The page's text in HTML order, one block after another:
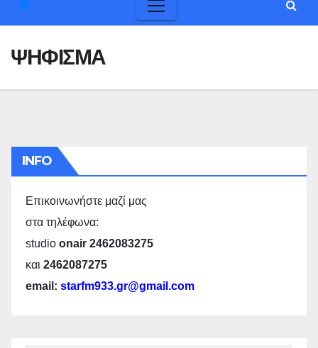
ΨΗΦΙΣΜΑ
INFO
Επικοινωνήστε μαζί μας
στα τηλέφωνα:
studio onair 2462083275
και 2462087275
email: starfm933.gr@gmail.com